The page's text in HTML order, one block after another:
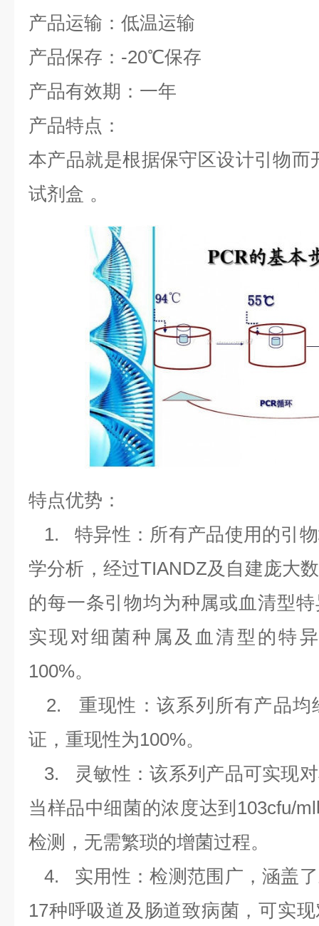
产品运输：低温运输
产品保存： -20℃保存
产品有效期：一年
产品特点：
本产品就是根据保守区设计引物而
试剂盒 。
特点优势：
1. 特异性：所有产品使用的引
学分析，经过TIANDZ及自建庞大
的每一条引物均为种属或血清型
实现对细菌种属及血清型的特
100%。
2. 重现性：该系列所有产品
证，重现性为100%。
3.
灵敏性：该系列产品可实现
当样品中细菌的浓度达到 103cfu/ml
检测，无需繁琐的增菌过程。
4. 实用性：检测范围广，涵盖
17种呼吸道及肠道致病菌，可实